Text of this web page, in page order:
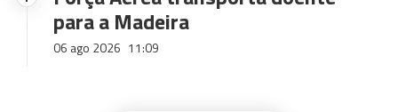
para a Madeira
06 ago 2026 11:09